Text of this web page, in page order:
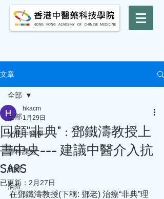
文章
全部
光子中醫學
專科課程
食療
病症
全部
回顧"非典" : 鄧鐵濤教授上
書中央--- 建議中醫介入抗
SARS
hkacm
1月29日
已更新： 2月27日
在鄧鐵濤教授(下稱: 鄧老) 治療“非典”理